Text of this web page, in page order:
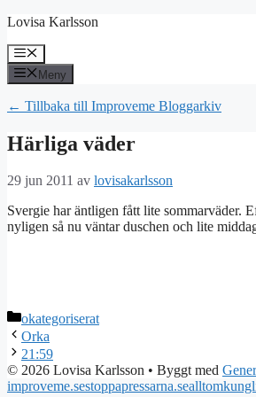
Hoppa
innehåll
Lovisa Karlsson
Meny
Meny
← Tillbaka till Improveme Bloggarkiv
Härliga väder
29 jun 2011 av lovisakarlsson
Svergie har äntligen fått lite sommarväder.
nyligen så nu väntar duschen och lite
Kategorier
okategoriserat
Orka
21:59
© 2026 Lovisa Karlsson • Byggt med
improveme.sestoppapressarna.se